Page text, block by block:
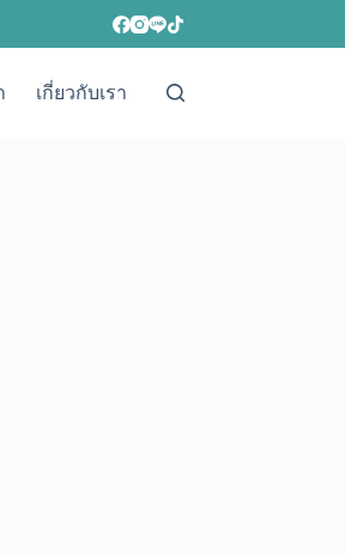
เกี่ยวกับเรา